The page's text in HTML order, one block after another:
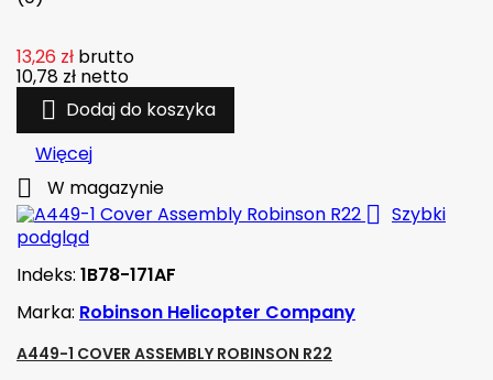
13,26 zł brutto
10,78 zł netto
 Dodaj do koszyka
Więcej
 W magazynie
 Szybki
podgląd
Indeks: 1B78-171AF
Marka: Robinson Helicopter Company
A449-1 COVER ASSEMBLY ROBINSON R22